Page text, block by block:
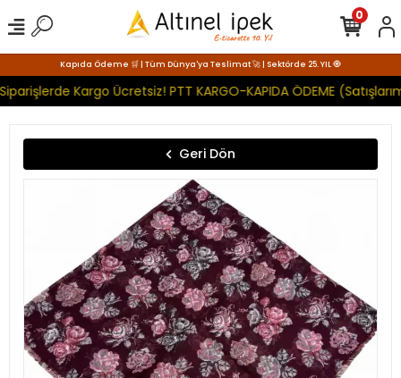
Kapıda Ödeme 🛒 | Tüm Dünya'ya Teslimat 🚀 | Sektörde 25. YIL 🧿
Kargo Ücretsiz! PTT KARGO-KAPIDA ÖDEME
0
Geri Dön